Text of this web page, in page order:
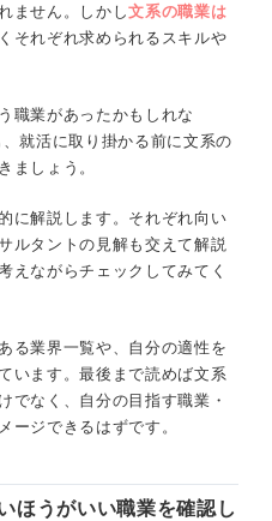
士
き！ 文系職業の採用がある
ング
ません。しかし文系の職業は
それぞれ求められるスキルや
職業があったかもしれな
就活に取り掛かる前に文系の
ましょう。
に解説します。それぞれ向い
ルタントの見解も交えて解説
えながらチェックしてみてく
る業界一覧や、自分の適性を
います。最後まで読めば文系
でなく、自分の目指す職業・
ージできるはずです。
ほうがいい職業を確認し
資格や受験が必要な10の専